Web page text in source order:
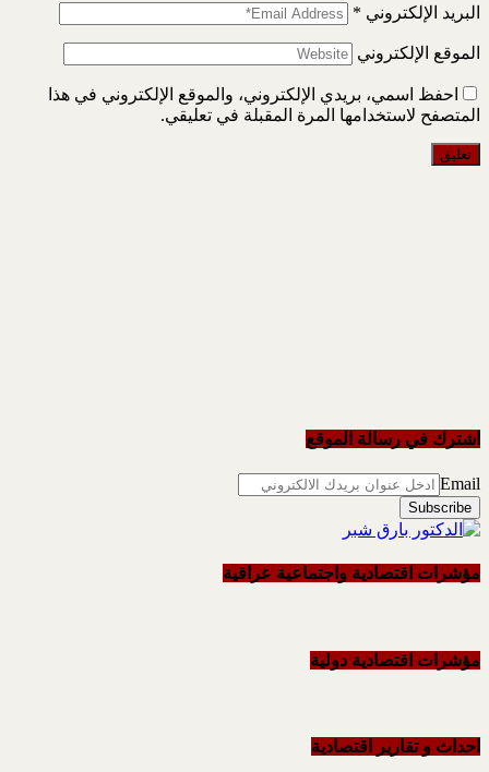
البريد الإلكتروني *
الموقع الإلكتروني
احفظ اسمي، بريدي الإلكتروني، والموقع الإلكتروني في هذا
المتصفح لاستخدامها المرة المقبلة في تعليقي.
اشترك في رسالة الموقع
Email
مؤشرات اقتصادية واجتماعية عراقية
مؤشرات اقتصادية دولية
احداث و تقاریر اقتصادیة